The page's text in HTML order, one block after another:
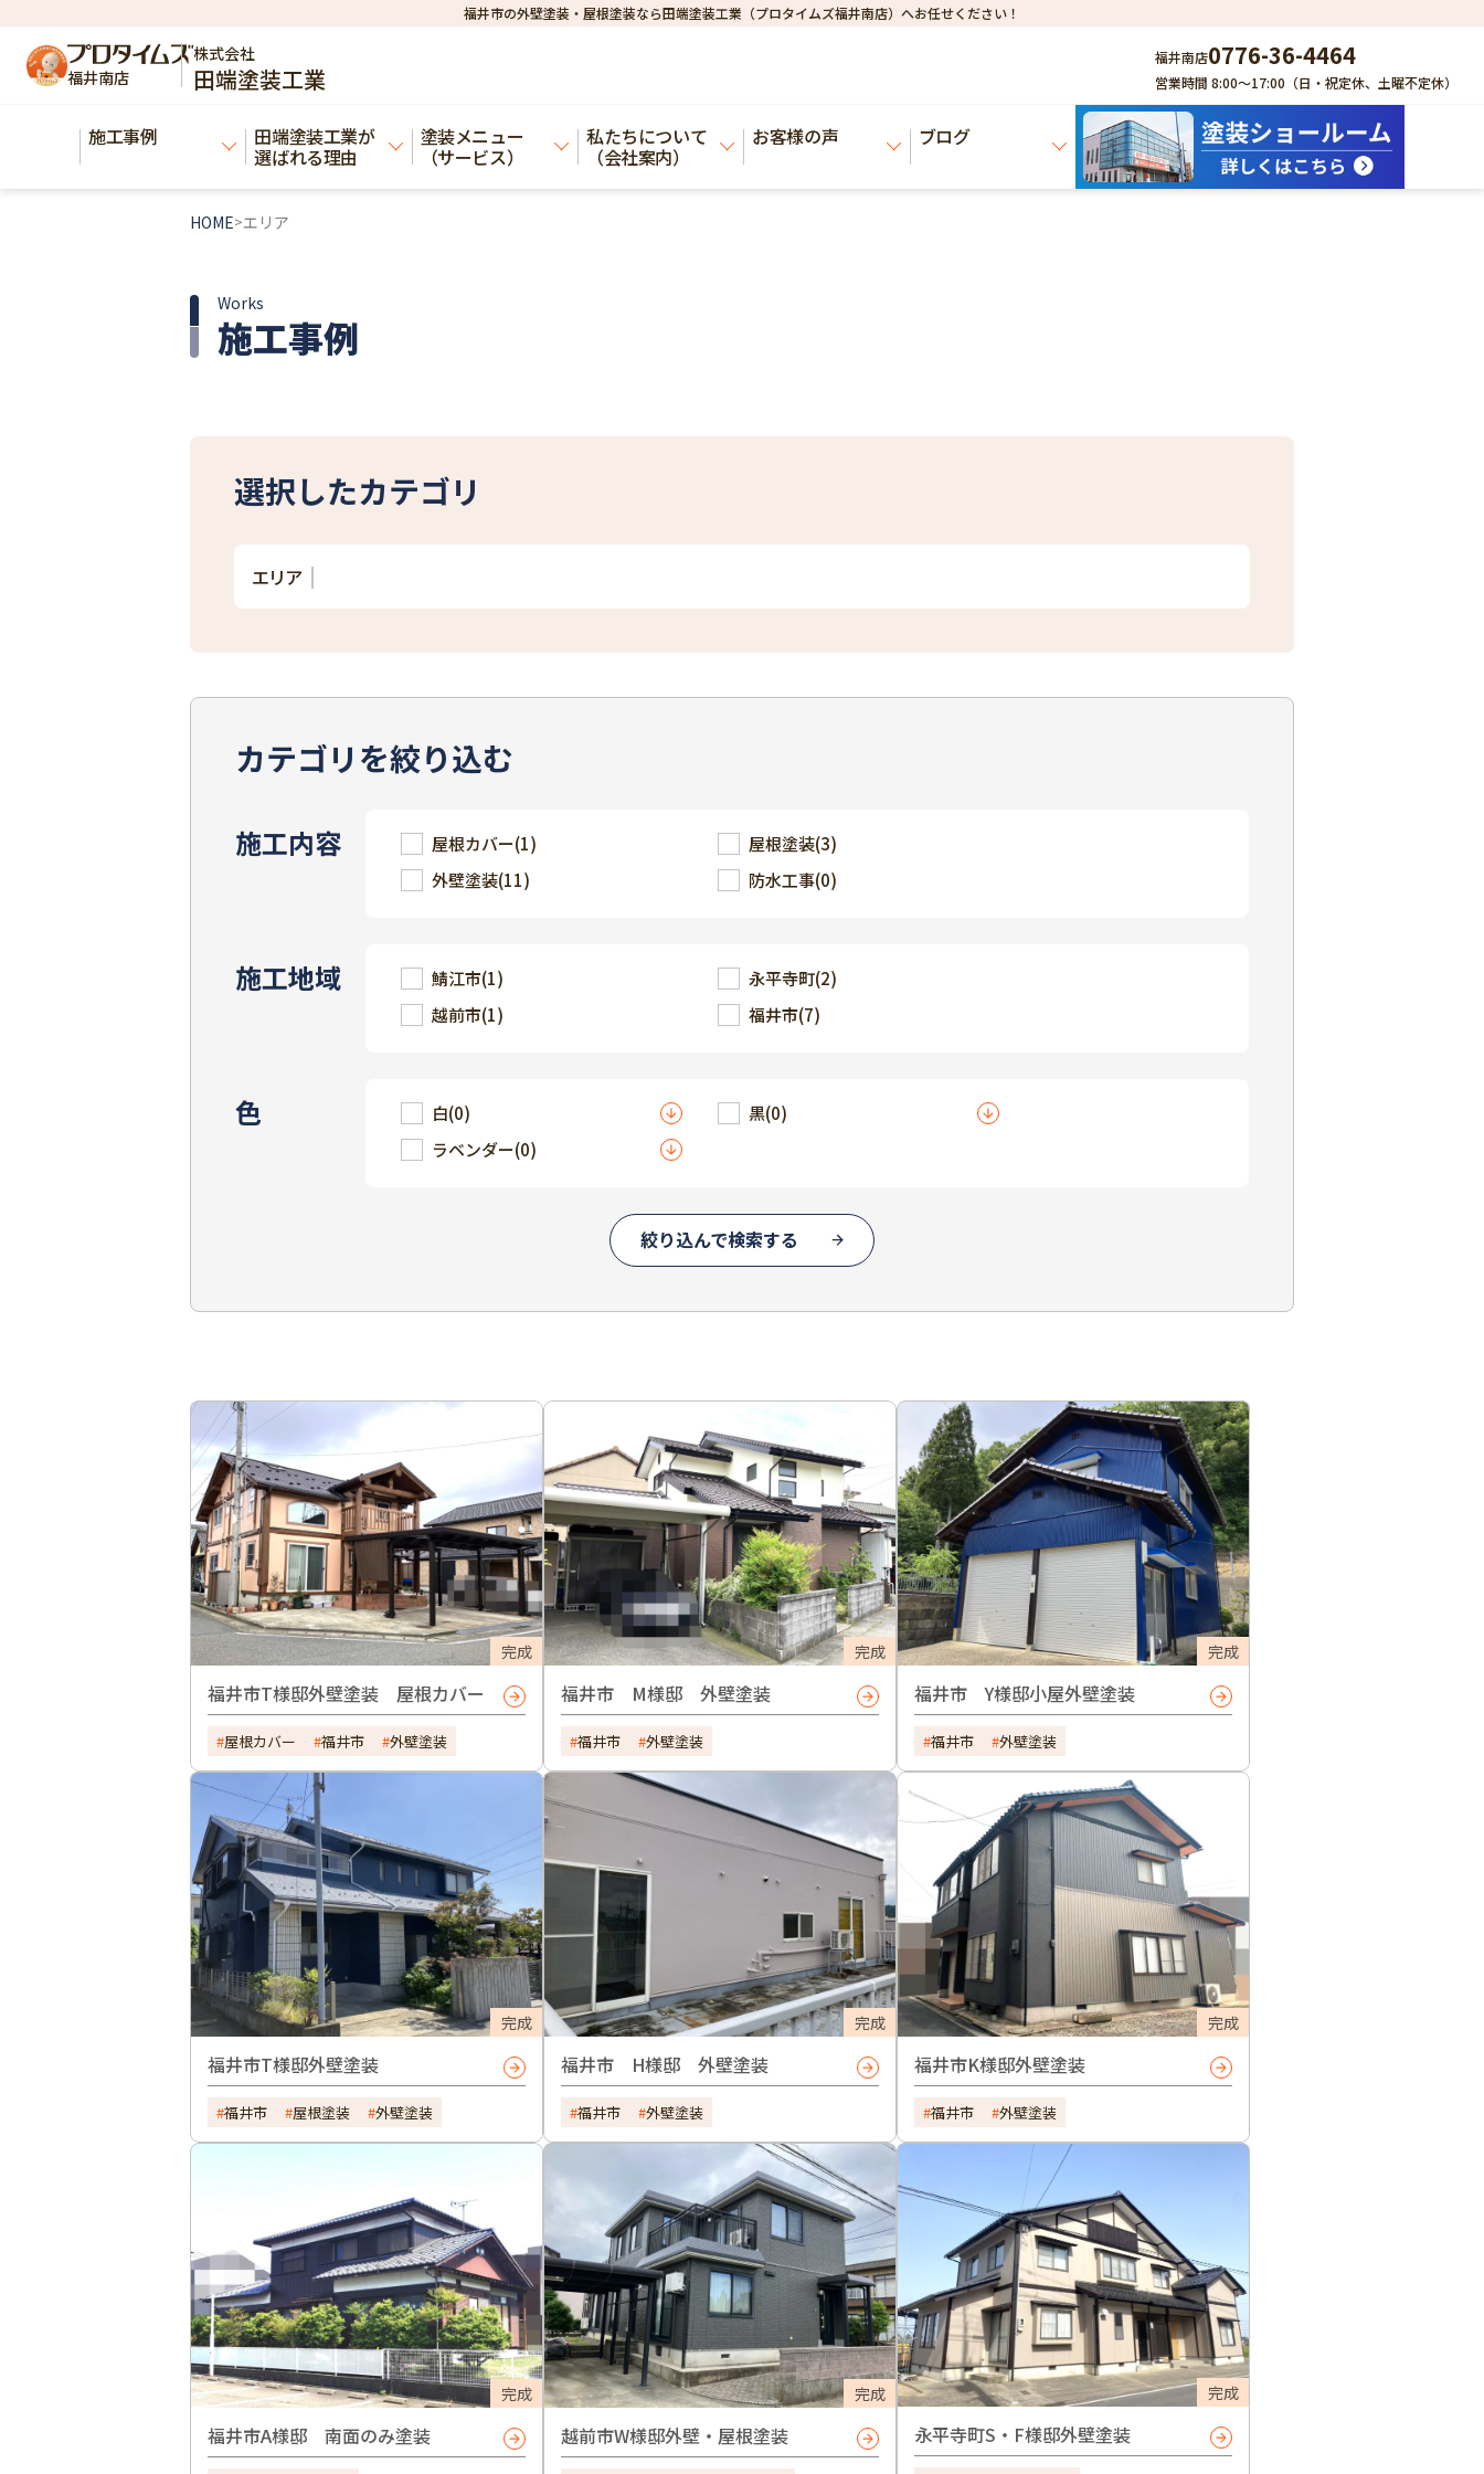
福井市の外壁塗装・屋根塗装なら田端塗装工業（プロタイムズ福井南店）へお任せください！
福井南店
株式会社
田端塗装工業
福井南店0776-36-4464
営業時間 8:00～17:00（日・祝定休、土曜不定休）
施工事例​ 田端塗装工業が
選ばれる理由
塗装メニュー
（サービス）
私たちについて
（会社案内）​
お客様の声 ブログ
HOME>エリア
施工事例
Works
選択したカテゴリ
エリア
カテゴリを絞り込む
施工内容 屋根カバー(1) 屋根塗装(3)
外壁塗装(11) 防水工事(0)
施工地域 鯖江市(1) 永平寺町(2)
越前市(1) 福井市(7)
色 白(0) 黒(0)
ラベンダー(0)
絞り込んで検索する
完成
福井市T様邸外壁塗装 屋根カバー
屋根カバー 福井市 外壁塗装
完成
福井市 M様邸 外壁塗装
福井市 外壁塗装
完成
福井市 Y様邸小屋外壁塗装
福井市 外壁塗装
完成
福井市T様邸外壁塗装
福井市 屋根塗装 外壁塗装
完成
福井市 H様邸 外壁塗装
福井市 外壁塗装
完成
福井市K様邸外壁塗装
福井市 外壁塗装
完成
福井市A様邸 南面のみ塗装
完成
越前市W様邸外壁・屋根塗装
完成
永平寺町S・F様邸外壁塗装